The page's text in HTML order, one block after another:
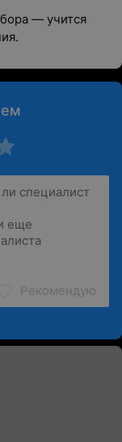
— учится
Рекомендую